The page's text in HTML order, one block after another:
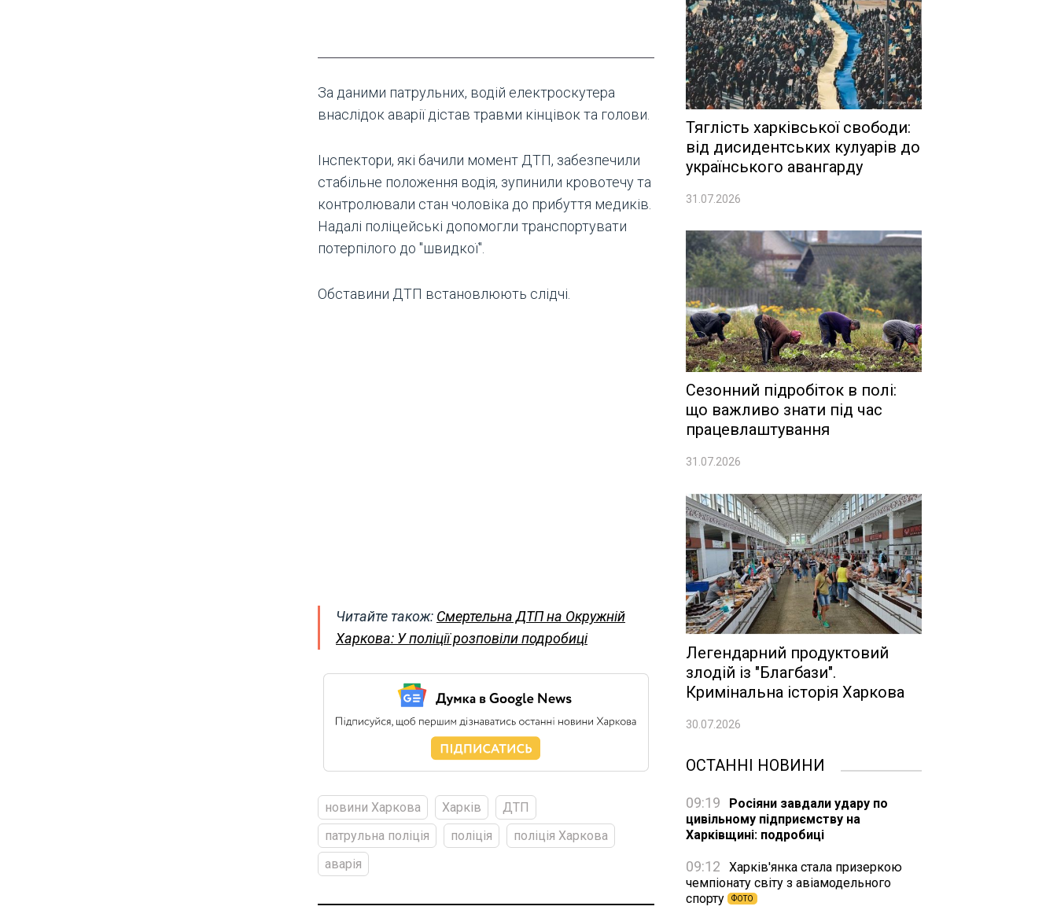
За даними патрульних, водій електроскутера
внаслідок аварії дістав травми кінцівок та голови.
Інспектори, які бачили момент ДТП, забезпечили
стабільне положення водія, зупинили кровотечу та
контролювали стан чоловіка до прибуття медиків.
Надалі поліцейські допомогли транспортувати
потерпілого до "швидкої".
Обставини ДТП встановлюють слідчі.
Читайте також: Смертельна ДТП на Окружній
Харкова: У поліції розповіли подробиці
новини Харкова Харків
ДТП
патрульна поліція
поліція
поліція Харкова
аварія
Тяглість харківської свободи:
від дисидентських кулуарів до
українського авангарду
31.07.2026
Сезонний підробіток в полі:
що важливо знати під час
працевлаштування
31.07.2026
Легендарний продуктовий
злодій із "Благбази".
Кримінальна історія Харкова
30.07.2026
ОСТАННІ НОВИНИ
09:19
Росіяни завдали удару по
цивільному підприємству на
Харківщині: подробиці
09:12
Харків'янка стала призеркою
чемпіонату світу з авіамодельного
спорту
ФОТО